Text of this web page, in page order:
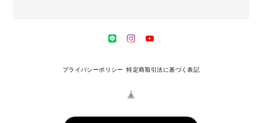
プライバシーポリシー 特定商取引法に基づく表記